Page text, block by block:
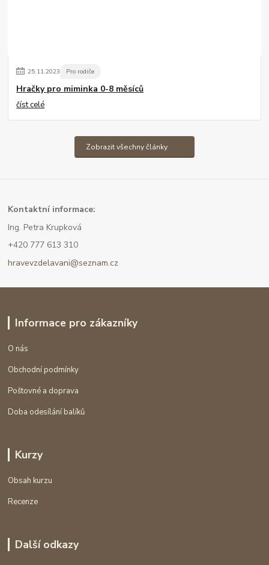
25.11.2023 Pro rodiče
Hračky pro miminka 0-8 měsíců
číst celé
Zobrazit všechny články
Kontaktní informace:
Ing. Petra Krupková
+420 777 613 310
hravevzdelavani@seznam.cz
Informace pro zákazníky
O nás
Obchodní podmínky
Poštovné a doprava
Doba odesílání balíků
Kurzy
Obsah kurzu
Recenze
Další odkazy